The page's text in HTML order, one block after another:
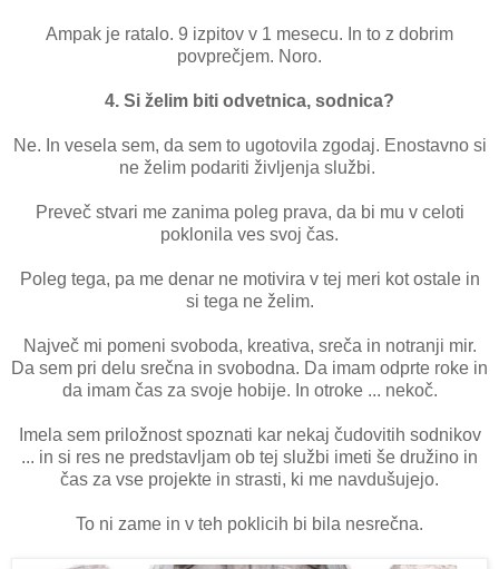
Ampak je ratalo. 9 izpitov v 1 mesecu. In to z dobrim
povprečjem. Noro.
4. Si želim biti odvetnica, sodnica?
Ne. In vesela sem, da sem to ugotovila zgodaj. Enostavno si
ne želim podariti življenja službi.
Preveč stvari me zanima poleg prava, da bi mu v celoti
poklonila ves svoj čas.
Poleg tega, pa me denar ne motivira v tej meri kot ostale in
si tega ne želim.
Največ mi pomeni svoboda, kreativa, sreča in notranji mir.
Da sem pri delu srečna in svobodna. Da imam odprte roke in
da imam čas za svoje hobije. In otroke ... nekoč.
Imela sem priložnost spoznati kar nekaj čudovitih sodnikov
... in si res ne predstavljam ob tej službi imeti še družino in
čas za vse projekte in strasti, ki me navdušujejo.
To ni zame in v teh poklicih bi bila nesrečna.